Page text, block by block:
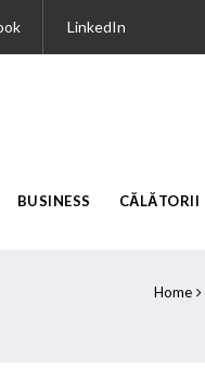
LinkedIn
BUSINESS CĂLĂTORII
Home